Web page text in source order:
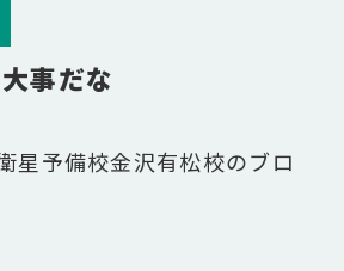
事だな
星予備校金沢有松校のブロ